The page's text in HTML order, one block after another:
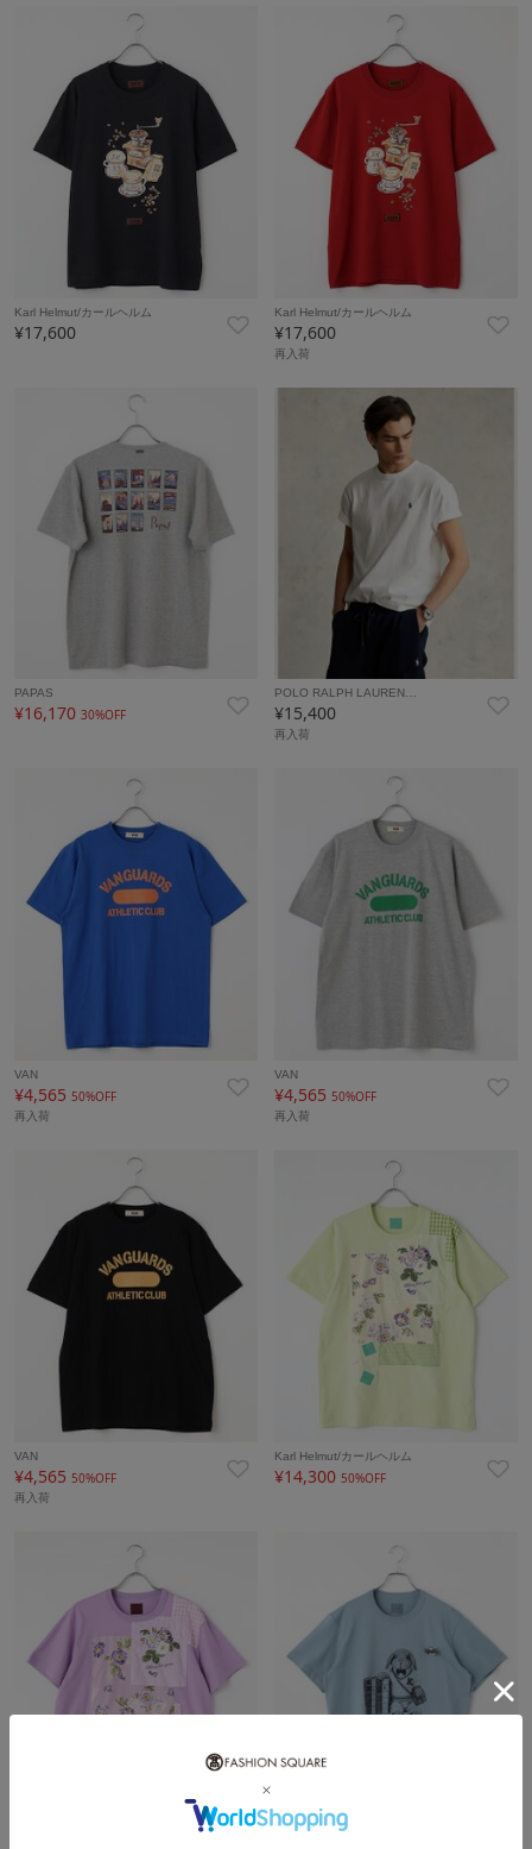
Karl Helmut/カールヘルム
¥17,600
Karl Helmut/カールヘルム
¥17,600
再入荷
PAPAS
¥16,170 30%OFF
POLO RALPH LAUREN…
¥15,400
再入荷
VAN
¥4,565 50%OFF
再入荷
VAN
¥4,56550%OFF
再入荷
VAN
¥4,565 50%OFF
再入荷
Karl Helmut/カールヘルム
¥14,30050%OFF